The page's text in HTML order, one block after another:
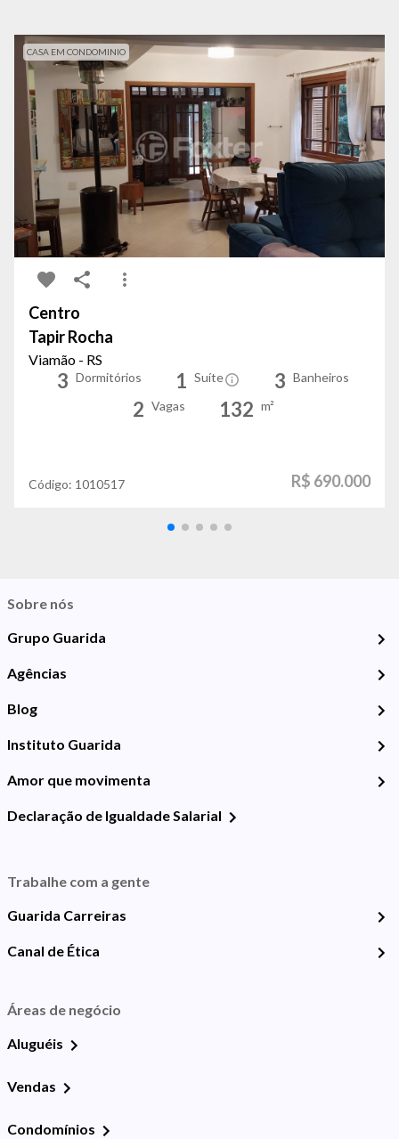
CASA EM CONDOMINIO
Centro
Tapir Rocha
Viamão - RS
3 Dormitórios 1 Suíte 3 Banheiros
2 Vagas 132 m²
Código: 1010517 R$ 690.000
Sobre nós
Grupo Guarida
Agências
Blog
Instituto Guarida
Amor que movimenta
Declaração de Igualdade Salarial
Trabalhe com a gente
Guarida Carreiras
Canal de Ética
Áreas de negócio
Aluguéis
Vendas
Condomínios